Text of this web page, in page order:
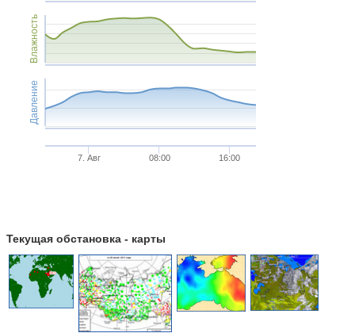
Влажность
Давление
7. Авг 08:00 16:00
Текущая обстановка - карты